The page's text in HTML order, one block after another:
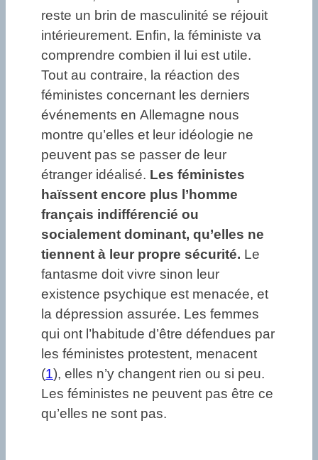
reste un brin de masculinité se réjouit
intérieurement. Enfin, la féministe va
comprendre combien il lui est utile.
Tout au contraire, la réaction des
féministes concernant les derniers
événements en Allemagne nous
montre qu’elles et leur idéologie ne
peuvent pas se passer de leur
étranger idéalisé. Les féministes
haïssent encore plus l’homme
français indifférencié ou
socialement dominant, qu’elles ne
tiennent à leur propre sécurité. Le
fantasme doit vivre sinon leur
existence psychique est menacée, et
la dépression assurée. Les femmes
qui ont l’habitude d’être défendues par
les féministes protestent, menacent
(1), elles n’y changent rien ou si peu.
Les féministes ne peuvent pas être ce
qu’elles ne sont pas.